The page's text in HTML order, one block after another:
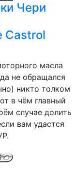
Чери
Castrol
масла
не обращался
никто толком
в чём главный
случае долить
вам удастся